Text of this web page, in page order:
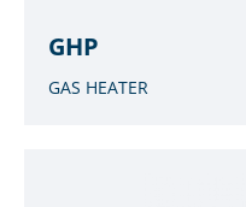
GHP
GAS HEATER